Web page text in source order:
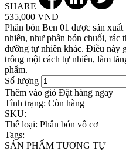
SHARE
535,000 VND
Phân bón Ben 01 được sản
nhiên, như phân bón chuối, rác
dưỡng tự nhiên khác. Điều này
trồng một cách tự nhiên, làm
phẩm.
Số lượng
Thêm vào giỏ Đặt hàng ngay
Tình trạng: Còn hàng
SKU:
Thể loại: Phân bón vô cơ
Tags:
SẢN PHẨM TƯƠNG TỰ